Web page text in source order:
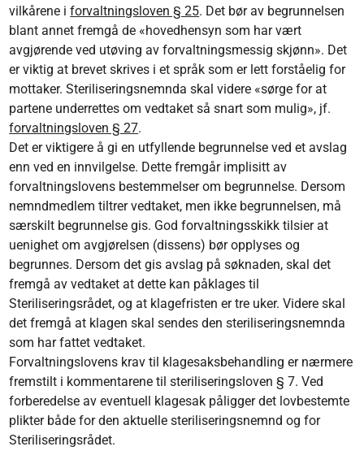
vilkårene iforvaltningsloven § 25. Det bør av begrunnelsen
blant annet fremgå de «hovedhensyn som har vært
avgjørende ved utøving av forvaltningsmessig skjønn». Det
er viktig at brevet skrives i et språk som er lett forståelig for
mottaker. Steriliseringsnemnda skal videre «sørge for at
partene underrettes om vedtaket så snart som mulig», jf.
forvaltningsloven § 27.
Det er viktigere å gi en utfyllende begrunnelse ved et avslag
enn ved en innvilgelse. Dette fremgår implisitt av
forvaltningslovens bestemmelser om begrunnelse. Dersom
nemndmedlem tiltrer vedtaket, men ikke begrunnelsen, må
særskilt begrunnelse gis. God forvaltningsskikk tilsier at
uenighet om avgjørelsen (dissens) bør opplyses og
begrunnes. Dersom det gis avslag på søknaden, skal det
fremgå av vedtaket at dette kan påklages til
Steriliseringsrådet, og at klagefristen er tre uker. Videre skal
det fremgå at klagen skal sendes den steriliseringsnemnda
som har fattet vedtaket.
Forvaltningslovens krav til klagesaksbehandling er nærmere
fremstilt i kommentarene til steriliseringsloven § 7. Ved
forberedelse av eventuell klagesak påligger det lovbestemte
plikter både for den aktuelle steriliseringsnemnd og for
Steriliseringsrådet.